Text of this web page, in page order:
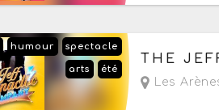
spectacle
humour
été
arts
Le vendredi
THE
Les